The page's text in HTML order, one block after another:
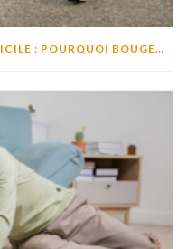
ACTIVITÉ PHYSIQUE À DOMICILE : POURQUOI BOUGER CHAQUE JOUR AIDE À PRÉSERVER L’AUTONOMIE ?